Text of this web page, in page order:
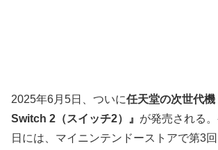
2025年6月5日、ついに任天堂の次世代
Switch 2（スイッチ2）』 が発売される
日には、マイニンテンドーストアで第3